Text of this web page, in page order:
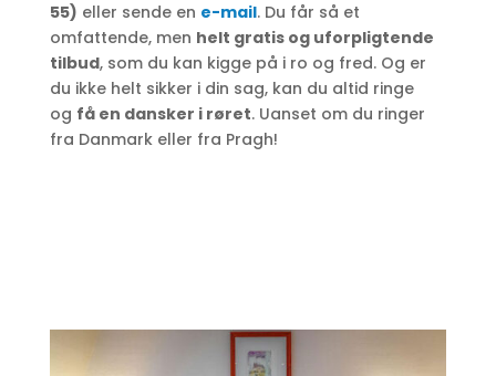
55) eller sende en e-mail. Du får så et
omfattende, men helt gratis og uforpligtende
tilbud, som du kan kigge på i ro og fred. Og er
du ikke helt sikker i din sag, kan du altid ringe
og få en dansker i røret. Uanset om du ringer
fra Danmark eller fra Pragh!